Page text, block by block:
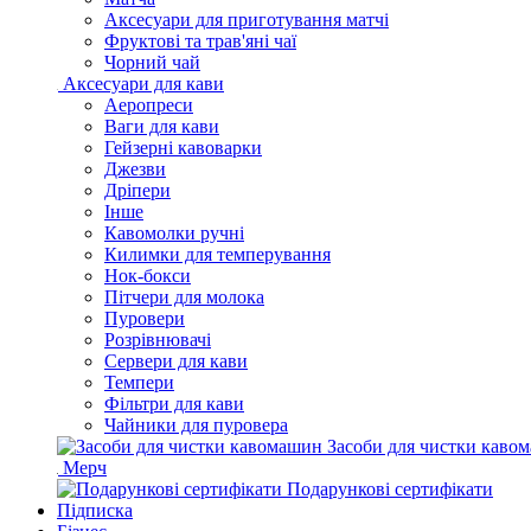
Аксесуари для приготування матчі
Фруктові та трав'яні чаї
Чорний чай
Аксесуари для кави
Аеропреси
Ваги для кави
Гейзерні кавоварки
Джезви
Дріпери
Інше
Кавомолки ручні
Килимки для темперування
Нок-бокси
Пітчери для молока
Пуровери
Розрівнювачі
Сервери для кави
Темпери
Фільтри для кави
Чайники для пуровера
Засоби для чистки
Мерч
Подарункові сертифікати
Підписка